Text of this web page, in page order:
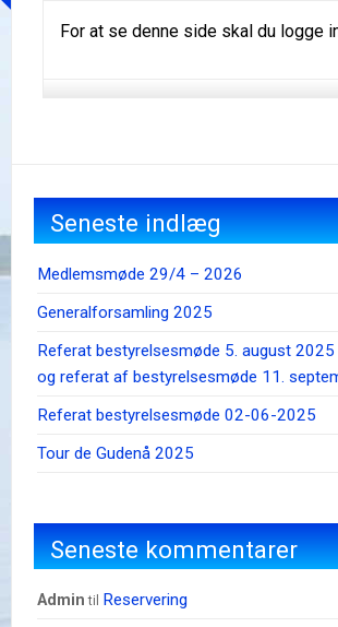
For at se denne side skal du logge
Seneste indlæg
Medlemsmøde 29/4 – 2026
Generalforsamling 2025
Referat bestyrelsesmøde 5. august
og referat af bestyrelsesmøde 11.
Referat bestyrelsesmøde 02-06-2025
Tour de Gudenå 2025
Seneste kommentarer
admin til Reservering